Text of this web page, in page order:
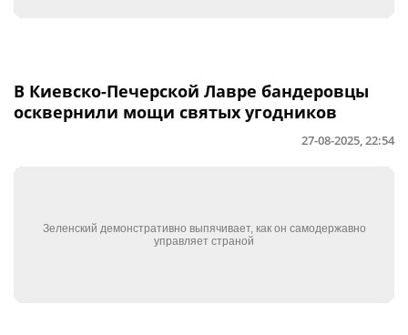
В Киевско-Печерской Лавре бандеровцы
осквернили мощи святых угодников
27-08-2025, 22:54